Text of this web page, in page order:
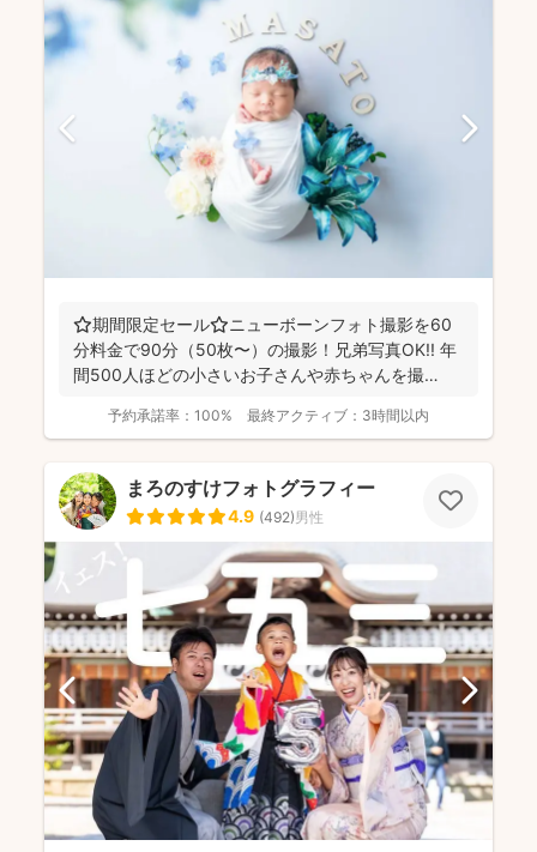
⭐️期間限定セール⭐️ニューボーンフォト撮影を60
分料金で90分（50枚〜）の撮影！兄弟写真OK!! 年
間500人ほどの小さいお子さんや赤ちゃんを撮
予約承諾率： 100% 最終アクティブ： 3時間以内
まろのすけフォトグラフィー
4.9 (492)男性